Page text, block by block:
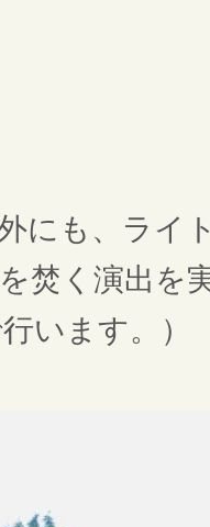
にも、ライ
焚く演出を
います。）